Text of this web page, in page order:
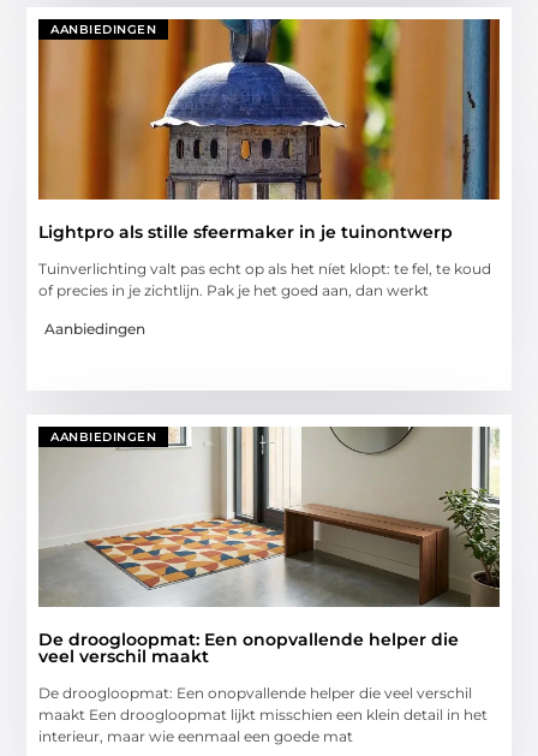
AANBIEDINGEN
Lightpro als stille sfeermaker in je tuinontwerp
Tuinverlichting valt pas echt op als het níet klopt: te fel, te koud
of precies in je zichtlijn. Pak je het goed aan, dan werkt
Aanbiedingen
AANBIEDINGEN
De droogloopmat: Een onopvallende helper die
veel verschil maakt
De droogloopmat: Een onopvallende helper die veel verschil
maakt Een droogloopmat lijkt misschien een klein detail in het
interieur, maar wie eenmaal een goede mat